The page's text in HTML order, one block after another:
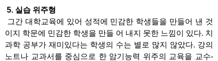
5. 실습 위주형
그간 대학교육에 있어 성적에 민감한 학생들을 만들어 낸 것
이지 학문에 민감한 학생을 만들 어 내지 못한 느낌이 있다. 치
과학 공부가 재미있다는 학생의 수는 별로 많지 않았다. 강의
노트나 교과서를 중심으로 한 암기능력 위주의 교육을 교수-